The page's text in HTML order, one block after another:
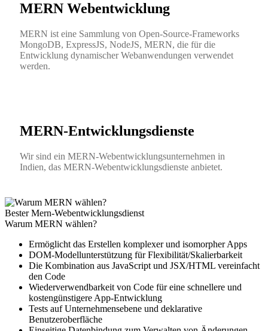
MERN Webentwicklung
MERN ist eine Sammlung von Open-Source-Frameworks
MongoDB, ExpressJS, NodeJS, MERN, die für die
Entwicklung dynamischer Webanwendungen verwendet
werden.
MERN-Entwicklungsdienste
Wir sind ein MERN-Webentwicklungsunternehmen in
Indien, das MERN-Webentwicklungsdienste anbietet.
Bester Mern-Webentwicklungsdienst
Warum MERN wählen?
Ermöglicht das Erstellen komplexer und isomorpher Apps
DOM-Modellunterstützung für Flexibilität/Skalierbarkeit
Die Kombination aus JavaScript und JSX/HTML vereinfacht
den Code
Wiederverwendbarkeit von Code für eine schnellere und
kostengünstigere App-Entwicklung
Tests auf Unternehmensebene und deklarative
Benutzeroberfläche